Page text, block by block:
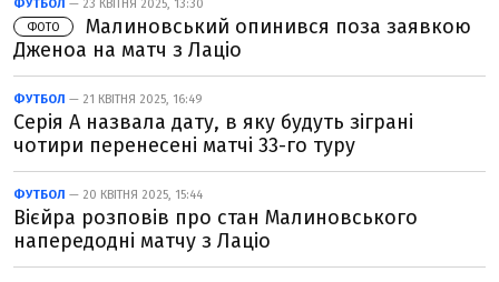
ФУТБОЛ — 23 КВІТНЯ 2025, 13:30
ФОТО
Малиновський опинився поза заявкою
Дженоа на матч з Лаціо
ФУТБОЛ — 21 КВІТНЯ 2025, 16:49
Серія А назвала дату, в яку будуть зіграні
чотири перенесені матчі 33-го туру
ФУТБОЛ — 20 КВІТНЯ 2025, 15:44
Вієйра розповів про стан Малиновського
напередодні матчу з Лаціо